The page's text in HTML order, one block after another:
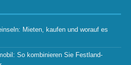
Mieten, kaufen und worauf es
So kombinieren Sie Festland-